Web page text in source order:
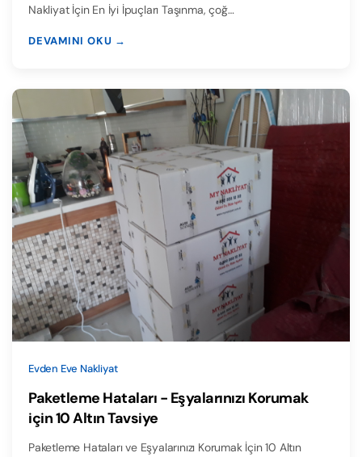
Nakliyat İçin En İyi İpuçları Taşınma, çoğ…
DEVAMINI OKU →
Evden Eve Nakliyat
Paketleme Hataları - Eşyalarınızı Korumak
için 10 Altın Tavsiye
Paketleme Hataları ve Eşyalarınızı Korumak İçin 10 Altın